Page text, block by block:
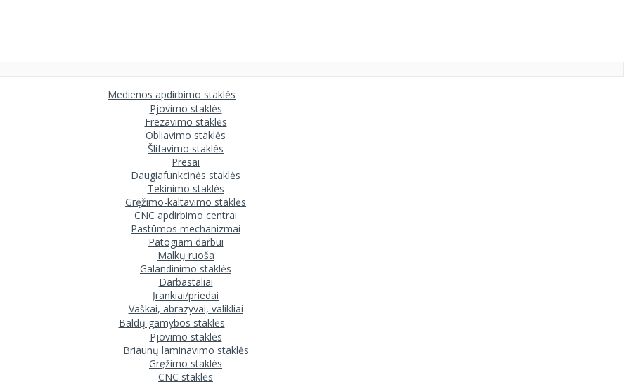
Medienos apdirbimo staklės
Pjovimo staklės
Frezavimo staklės
Obliavimo staklės
Šlifavimo staklės
Presai
Daugiafunkcinės staklės
Tekinimo staklės
Gręžimo-kaltavimo staklės
CNC apdirbimo centrai
Pastūmos mechanizmai
Patogiam darbui
Malkų ruoša
Galandinimo staklės
Darbastaliai
Įrankiai/priedai
Vaškai, abrazyvai, valikliai
Baldų gamybos staklės
Pjovimo staklės
Briaunų laminavimo staklės
Gręžimo staklės
CNC staklės